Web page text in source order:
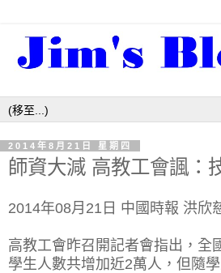
2014年8月21日 星期四
師資大減 高教工會諷：
2014年08月21日 中國時報 洪欣
高教工會昨召開記者會指出，全
學生人數共增加近2萬人，但隨